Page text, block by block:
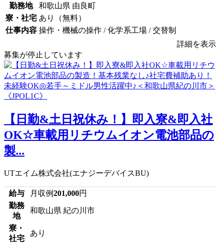
勤務地
和歌山県 由良町
寮・社宅 あり（無料）
仕事内容 操作・機械の操作 / 化学系工場 / 交替制
詳細を表示
募集が停止しています
【日勤&土日祝休み！】即入寮&即入社
OK☆車載用リチウムイオン電池部品の
製...
UTエイム株式会社(エナジーデバイスBU)
給与 月収例201,000円
勤務
地
和歌山県 紀の川市
寮・
社宅
あり